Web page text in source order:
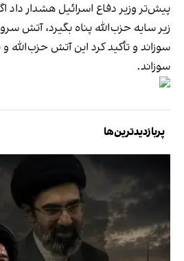
پیش‌تر وزیر دفاع اسرائیل هشدار داد
زیر سایه حزب‌الله پناه بگیرد، آتش
سوزاند و تأکید کرد این آتش حزب‌الله و
سوزاند.
پربازدیدترین‌ها